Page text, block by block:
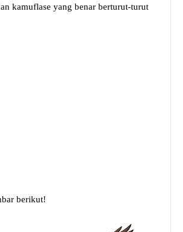
kamuflase yang benar berturut-turut
berikut!